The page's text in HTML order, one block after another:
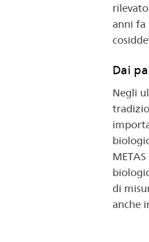
anni fa
Dai
Negli
di
anche